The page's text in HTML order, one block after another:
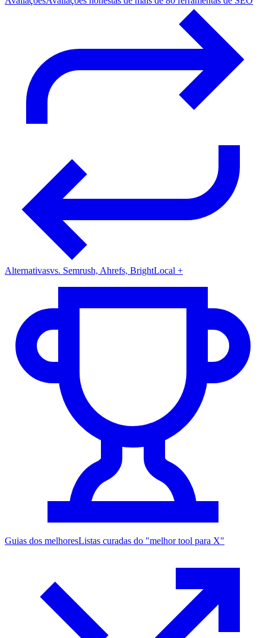
Alternativasvs. Semrush, Ahrefs, BrightLocal +
Guias dos melhoresListas curadas do "melhor tool para X"